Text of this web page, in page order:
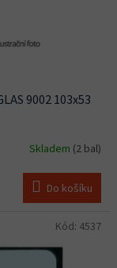
9002 103x53
Skladem (2 bal)
Do košíku
Kód: 4537